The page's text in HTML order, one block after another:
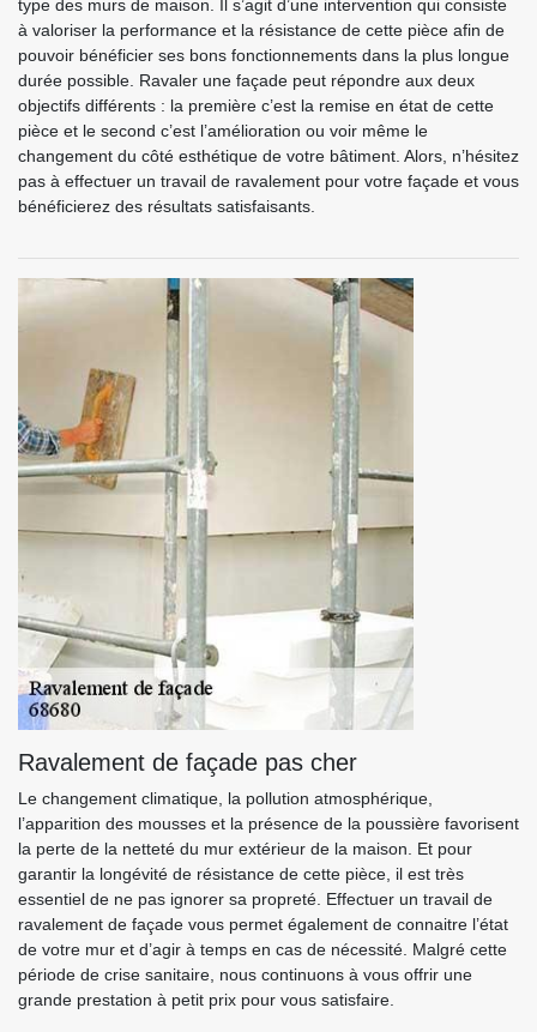
type des murs de maison. Il s’agit d’une intervention qui consiste
à valoriser la performance et la résistance de cette pièce afin de
pouvoir bénéficier ses bons fonctionnements dans la plus longue
durée possible. Ravaler une façade peut répondre aux deux
objectifs différents : la première c’est la remise en état de cette
pièce et le second c’est l’amélioration ou voir même le
changement du côté esthétique de votre bâtiment. Alors, n’hésitez
pas à effectuer un travail de ravalement pour votre façade et vous
bénéficierez des résultats satisfaisants.
Ravalement de façade pas cher
Le changement climatique, la pollution atmosphérique,
l’apparition des mousses et la présence de la poussière favorisent
la perte de la netteté du mur extérieur de la maison. Et pour
garantir la longévité de résistance de cette pièce, il est très
essentiel de ne pas ignorer sa propreté. Effectuer un travail de
ravalement de façade vous permet également de connaitre l’état
de votre mur et d’agir à temps en cas de nécessité. Malgré cette
période de crise sanitaire, nous continuons à vous offrir une
grande prestation à petit prix pour vous satisfaire.